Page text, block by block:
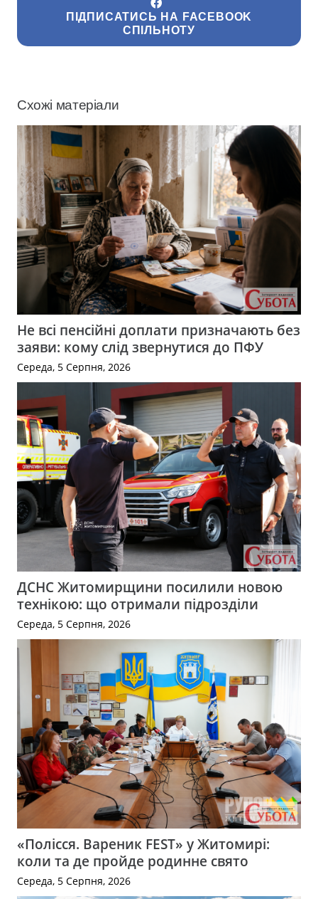
ПІДПИСАТИСЬ НА FACEBOOK
СПІЛЬНОТУ
Схожі матеріали
Не всі пенсійні доплати призначають без
заяви: кому слід звернутися до ПФУ
Середа, 5 Серпня, 2026
ДСНС Житомирщини посилили новою
технікою: що отримали підрозділи
Середа, 5 Серпня, 2026
«Полісся. Вареник FEST» у Житомирі:
коли та де пройде родинне свято
Середа, 5 Серпня, 2026